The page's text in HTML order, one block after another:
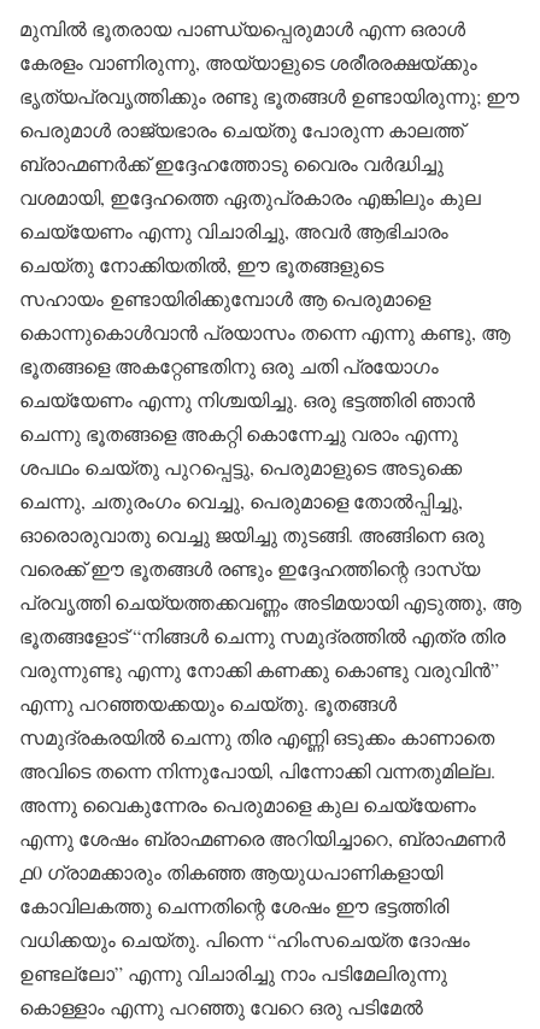
മുമ്പിൽ ഭൂതരായ പാണ്ഡ്യപ്പെരുമാൾ എന്ന ഒരാൾ
കേരളം വാണിരുന്നു, അയ്യാളുടെ ശരീരരക്ഷയ്ക്കും
ഭൃത്യപ്രവൃത്തിക്കും രണ്ടു ഭൂതങ്ങൾ ഉണ്ടായിരുന്നു; ഈ
പെരുമാൾ രാജ്യഭാരം ചെയ്തു പോരുന്ന കാലത്ത്
ബ്രാഹ്മണർക്ക് ഇദ്ദേഹത്തോടു വൈരം വർദ്ധിച്ചു
വശമായി, ഇദ്ദേഹത്തെ ഏതുപ്രകാരം എങ്കിലും കുല
ചെയ്യേണം എന്നു വിചാരിച്ചു, അവർ ആഭിചാരം
ചെയ്തു നോക്കിയതിൽ, ഈ ഭൂതങ്ങളുടെ
സഹായം ഉണ്ടായിരിക്കുമ്പോൾ ആ പെരുമാളെ
കൊന്നുകൊൾവാൻ പ്രയാസം തന്നെ എന്നു കണ്ടു, ആ
ഭൂതങ്ങളെ അകറ്റേണ്ടതിനു ഒരു ചതി പ്രയോഗം
ചെയ്യേണം എന്നു നിശ്ചയിച്ചു. ഒരു ഭട്ടത്തിരി ഞാൻ
ചെന്നു ഭൂതങ്ങളെ അകറ്റി കൊന്നേച്ചു വരാം എന്നു
ശപഥം ചെയ്തു പുറപ്പെട്ടു, പെരുമാളുടെ അടുക്കെ
ചെന്നു, ചതുരംഗം വെച്ചു, പെരുമാളെ തോൽപ്പിച്ചു,
ഓരൊരുവാതു വെച്ചു ജയിച്ചു തുടങ്ങി. അങ്ങിനെ ഒരു
വരെക്ക് ഈ ഭൂതങ്ങൾ രണ്ടും ഇദ്ദേഹത്തിന്റെ ദാസ്യ
പ്രവൃത്തി ചെയ്യത്തക്കവണ്ണം അടിമയായി എടുത്തു, ആ
ഭൂതങ്ങളോട് “നിങ്ങൾ ചെന്നു സമുദ്രത്തിൽ എത്ര തിര
വരുന്നുണ്ടു എന്നു നോക്കി കണക്കു കൊണ്ടു വരുവിൻ”
എന്നു പറഞ്ഞയക്കയും ചെയ്തു. ഭൂതങ്ങൾ
സമുദ്രകരയിൽ ചെന്നു തിര എണ്ണി ഒടുക്കം കാണാതെ
അവിടെ തന്നെ നിന്നുപോയി, പിന്നോക്കി വന്നതുമില്ല.
അന്നു വൈകുന്നേരം പെരുമാളെ കുല ചെയ്യേണം
എന്നു ശേഷം ബ്രാഹ്മണരെ അറിയിച്ചാറെ, ബ്രാഹ്മണർ
൧0 ഗ്രാമക്കാരും തികഞ്ഞ ആയുധപാണികളായി
കോവിലകത്തു ചെന്നതിന്റെ ശേഷം ഈ ഭട്ടത്തിരി
വധിക്കയും ചെയ്തു. പിന്നെ “ഹിംസചെയ്ത ദോഷം
ഉണ്ടല്ലോ” എന്നു വിചാരിച്ചു നാം പടിമേലിരുന്നു
കൊള്ളാം എന്നു പറഞ്ഞു വേറെ ഒരു പടിമേൽ